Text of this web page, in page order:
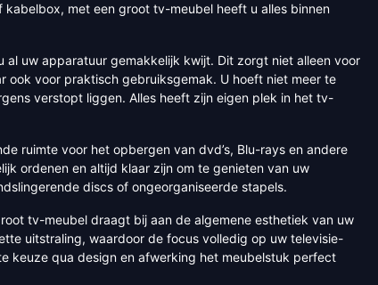
met een groot tv-meubel heeft u alles binnen
uw apparatuur gemakkelijk kwijt. Dit zorgt niet alleen voor
ook voor praktisch gebruiksgemak. U hoeft niet meer te
verstopt liggen. Alles heeft zijn eigen plek in het tv-
ruimte voor het opbergen van dvd’s, Blu-rays en andere
ordenen en altijd klaar zijn om te genieten van uw
discs of ongeorganiseerde stapels.
tv-meubel draagt bij aan de algemene esthetiek van uw
uitstraling, waardoor de focus volledig op uw televisie-
keuze qua design en afwerking het meubelstuk perfect